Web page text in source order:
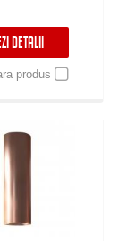
DETALII
produs